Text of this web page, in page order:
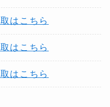
はこちら
はこちら
はこちら